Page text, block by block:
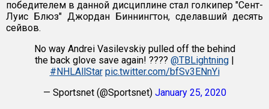
победителем в данной дисциплине стал голкипер "Сент-
Луис Блюз" Джордан Биннингтон, сделавший десять
сейвов.
No way Andrei Vasilevskiy pulled off the behind
the back glove save again! ???? @TBLightning |
#NHLAllStar pic.twitter.com/bfSv3ENnYi
— Sportsnet (@Sportsnet) January 25, 2020